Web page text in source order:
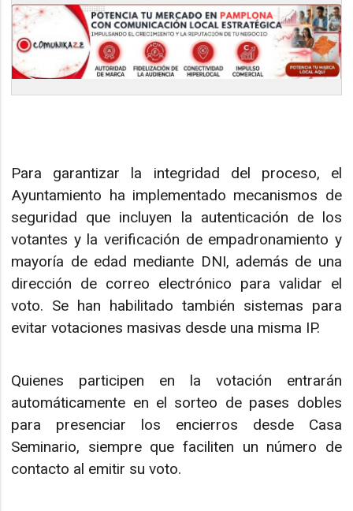
Para garantizar la integridad del proceso, el
Ayuntamiento ha implementado mecanismos de
seguridad que incluyen la autenticación de los
votantes y la verificación de empadronamiento y
mayoría de edad mediante DNI, además de una
dirección de correo electrónico para validar el
voto. Se han habilitado también sistemas para
evitar votaciones masivas desde una misma IP.
Quienes participen en la votación entrarán
automáticamente en el sorteo de pases dobles
para presenciar los encierros desde Casa
Seminario, siempre que faciliten un número de
contacto al emitir su voto.